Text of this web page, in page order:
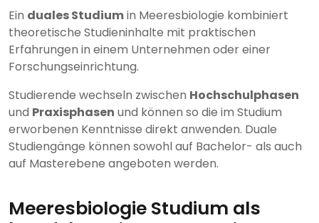
Ein duales Studiumin Meeresbiologie kombiniert
theoretische Studieninhalte mit praktischen
Erfahrungen in einem Unternehmen oder einer
Forschungseinrichtung.
Studierende wechseln zwischen Hochschulphasen
und Praxisphasen und können so die im Studium
erworbenen Kenntnisse direkt anwenden. Duale
Studiengänge können sowohl auf Bachelor- als auch
auf Masterebene angeboten werden.
Meeresbiologie Studium als